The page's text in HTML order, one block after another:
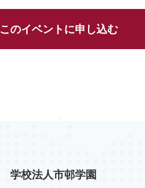
このイベントに申し込む
学校法人市邨学園